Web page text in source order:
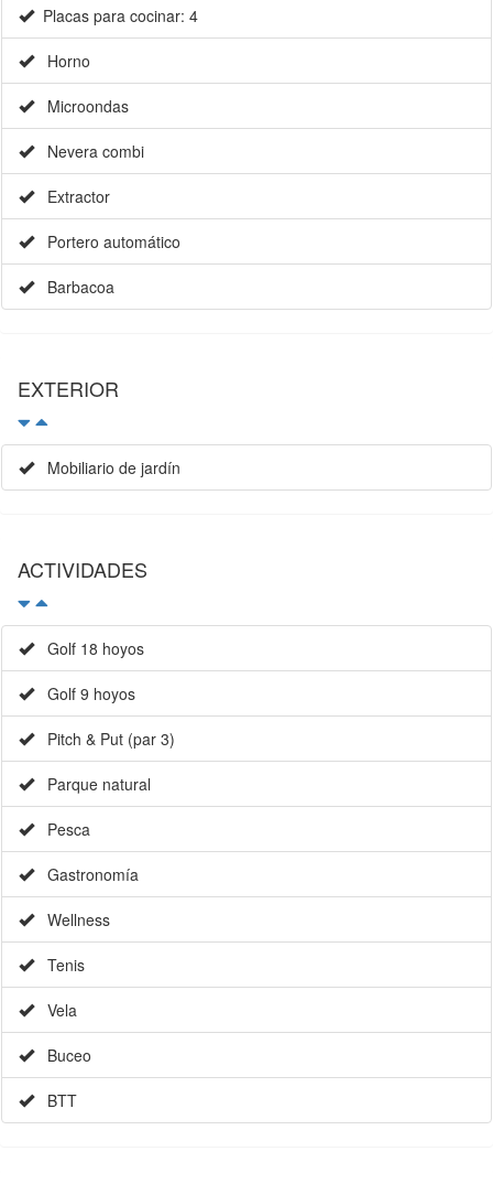
Placas para cocinar: 4
Horno
Microondas
Nevera combi
Extractor
Portero automático
Barbacoa
EXTERIOR
Mobiliario de jardín
ACTIVIDADES
Golf 18 hoyos
Golf 9 hoyos
Pitch & Put (par 3)
Parque natural
Pesca
Gastronomía
Wellness
Tenis
Vela
Buceo
BTT